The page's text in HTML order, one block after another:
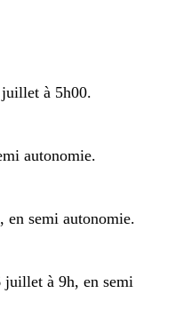
à 5h00.
autonomie.
semi autonomie.
à 9h, en semi